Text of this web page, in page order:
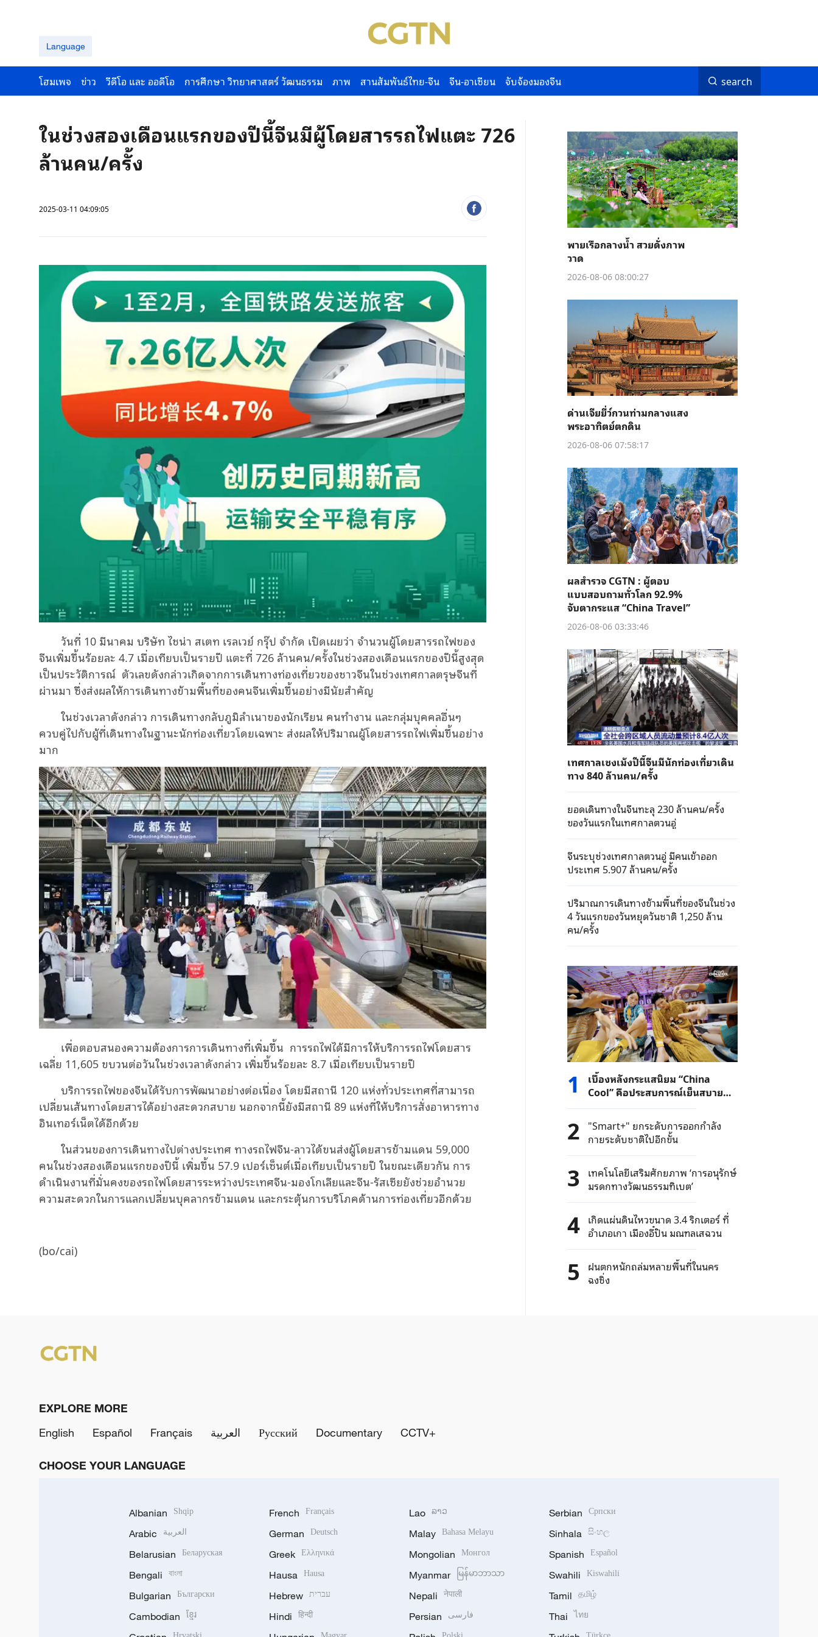
Language
โฮมเพจ ข่าว วีดีโอ และ ออดีโอ การศึกษา วิทยาศาสตร์ วัฒนธรรม ภาพ สานสัมพันธ์ไทย-จีน จีน-อาเซียน จับจ้องมองจีน search
ในช่วงสองเดือนแรกของปีนี้จีนมีผู้โดยสารรถไฟแตะ 726
ล้านคน/ครั้ง
2025-03-11 04:09:05
วันที่ 10 มีนาคม บริษัท ไชน่า สเตท เรลเวย์ กรุ๊ป จำกัด เปิดเผยว่า จำนวนผู้โดยสารรถไฟของ
จีนเพิ่มขึ้นร้อยละ 4.7 เมื่อเทียบเป็นรายปี แตะที่ 726 ล้านคน/ครั้งในช่วงสองเดือนแรกของปีนี้สูงสุด
เป็นประวัติการณ์ ตัวเลขดังกล่าวเกิดจากการเดินทางท่องเที่ยวของชาวจีนในช่วงเทศกาลตรุษจีนที่
ผ่านมา ซึ่งส่งผลให้การเดินทางข้ามพื้นที่ของคนจีนเพิ่มขึ้นอย่างมีนัยสำคัญ
ในช่วงเวลาดังกล่าว การเดินทางกลับภูมิลำเนาของนักเรียน คนทำงาน และกลุ่มบุคคลอื่นๆ
ควบคู่ไปกับผู้ที่เดินทางในฐานะนักท่องเที่ยวโดยเฉพาะ ส่งผลให้ปริมาณผู้โดยสารรถไฟเพิ่มขึ้นอย่าง
มาก
เพื่อตอบสนองความต้องการการเดินทางที่เพิ่มขึ้น การรถไฟได้มีการให้บริการรถไฟโดยสาร
เฉลี่ย 11,605 ขบวนต่อวันในช่วงเวลาดังกล่าว เพิ่มขึ้นร้อยละ 8.7 เมื่อเทียบเป็นรายปี
บริการรถไฟของจีนได้รับการพัฒนาอย่างต่อเนื่อง โดยมีสถานี 120 แห่งทั่วประเทศที่สามารถ
เปลี่ยนเส้นทางโดยสารได้อย่างสะดวกสบาย นอกจากนี้ยังมีสถานี 89 แห่งที่ให้บริการสั่งอาหารทาง
อินเทอร์เน็ตได้อีกด้วย
ในส่วนของการเดินทางไปต่างประเทศ ทางรถไฟจีน-ลาวได้ขนส่งผู้โดยสารข้ามแดน 59,000
คนในช่วงสองเดือนแรกของปีนี้ เพิ่มขึ้น 57.9 เปอร์เซ็นต์เมื่อเทียบเป็นรายปี ในขณะเดียวกัน การ
ดำเนินงานที่มั่นคงของรถไฟโดยสารระหว่างประเทศจีน-มองโกเลียและจีน-รัสเซียยังช่วยอำนวย
ความสะดวกในการแลกเปลี่ยนบุคลากรข้ามแดน และกระตุ้นการบริโภคด้านการท่องเที่ยวอีกด้วย
(bo/cai)
พายเรือกลางน้ำ สวยดั่งภาพ
วาด
2026-08-06 08:00:27
ด่านเจียยี่ว์กวนท่ามกลางแสง
พระอาทิตย์ตกดิน
2026-08-06 07:58:17
ผลสำรวจ CGTN : ผู้ตอบ
แบบสอบถามทั่วโลก 92.9%
จับตากระแส “China Travel”
2026-08-06 03:33:46
เทศกาลเชงเม้งปีนี้จีนมีนักท่องเที่ยวเดิน
ทาง 840 ล้านคน/ครั้ง
ยอดเดินทางในจีนทะลุ 230 ล้านคน/ครั้ง
ของวันแรกในเทศกาลตวนอู่
จีนระบุช่วงเทศกาลตวนอู่ มีคนเข้าออก
ประเทศ 5.907 ล้านคน/ครั้ง
ปริมาณการเดินทางข้ามพื้นที่ของจีนในช่วง
4 วันแรกของวันหยุดวันชาติ 1,250 ล้าน
คน/ครั้ง
1
เบื้องหลังกระแสนิยม “China
Cool” คือประสบการณ์เย็นสบาย
และจีนที่แท้จริง
2 "Smart+" ยกระดับการออกกำลัง
กายระดับชาติไปอีกขั้น
3 เทคโนโลยีเสริมศักยภาพ ‘การอนุรักษ์
มรดกทางวัฒนธรรมทิเบต’
4 เกิดแผ่นดินไหวขนาด 3.4 ริกเตอร์ ที่
อำเภอเกา เมืองอี๋ปิน มณฑลเสฉวน
5
ฝนตกหนักถล่มหลายพื้นที่ในนคร
ฉงชิ่ง
EXPLORE MORE
English
Español Français العربية Русский Documentary CCTV+
CHOOSE YOUR LANGUAGE
Albanian Shqip
Arabic العربية
Belarusian Беларуская
Bengali বাংলা
Bulgarian Български
Cambodian ខ្មែរ
French Français
German Deutsch
Greek Ελληνικά
Hausa Hausa
Hebrew עברית
Hindi हिन्दी
Lao ລາວ
Malay Bahasa Melayu
Mongolian Монгол
Myanmar မြန်မာဘာသာ
Nepali नेपाली
Persian فارسی
Serbian Српски
Sinhala සිංහල
Spanish Español
Swahili Kiswahili
Tamil தமிழ்
Thai ไทย